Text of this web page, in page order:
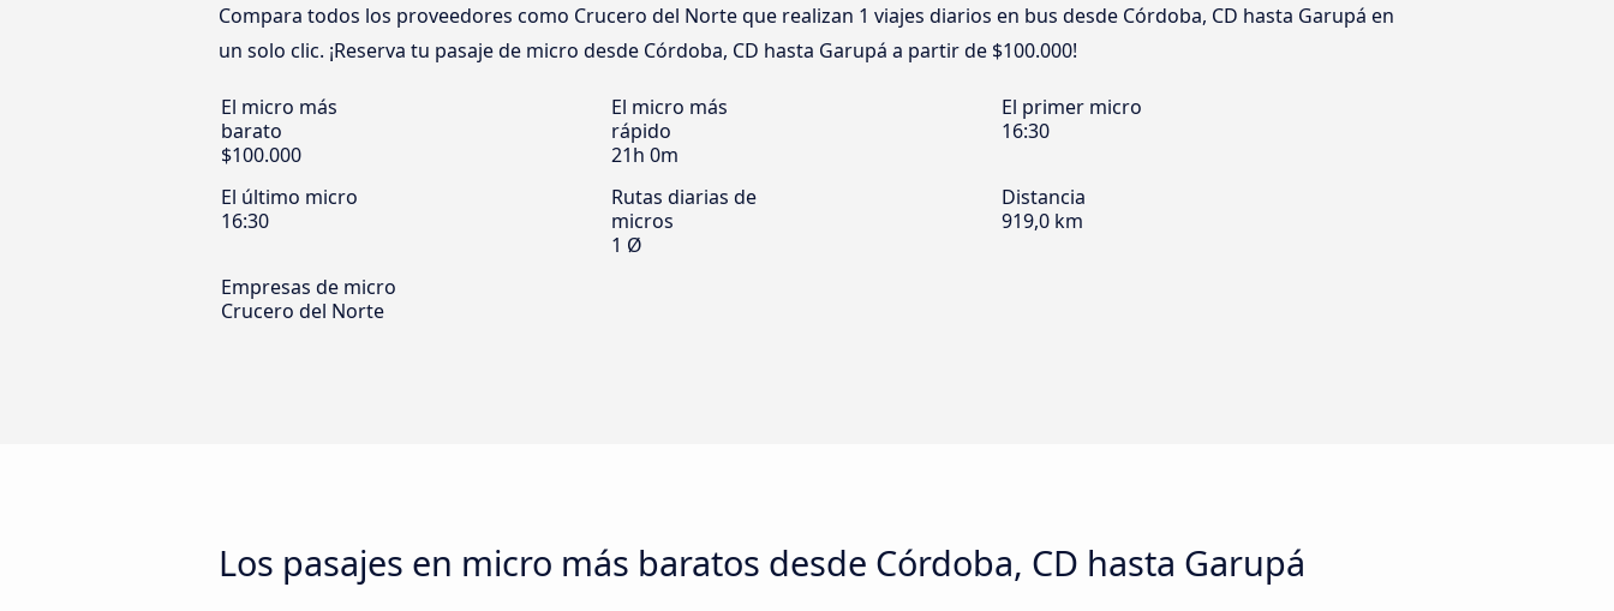
Compara todos los proveedores como Crucero del Norte que realizan 1 viajes diarios en bus desde Córdoba, CD hasta Garupá en
un solo clic. ¡Reserva tu pasaje de micro desde Córdoba, CD hasta Garupá a partir de $100.000!
El micro más
barato
$100.000
El micro más
rápido
21h 0m
El primer micro
16:30
El último micro
16:30
Rutas diarias de
micros
1 Ø
Distancia
919,0 km
Empresas de micro
Crucero del Norte
Los pasajes en micro más baratos desde Córdoba, CD hasta Garupá